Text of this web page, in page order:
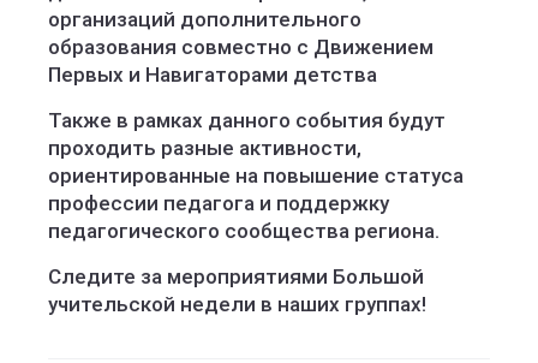
организаций дополнительного
образования совместно с Движением
Первых и Навигаторами детства
Также в рамках данного события будут
проходить разные активности,
ориентированные на повышение статуса
профессии педагога и поддержку
педагогического сообщества региона.
Следите за мероприятиями Большой
учительской недели в наших группах!